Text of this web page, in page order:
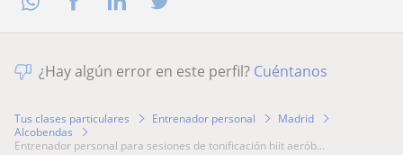
¿Hay algún error en este perfil? Cuéntanos
Tus clases particulares Entrenador personal
Madrid
Alcobendas
entrenador personal para sesiones de tonificación hiit aerób...